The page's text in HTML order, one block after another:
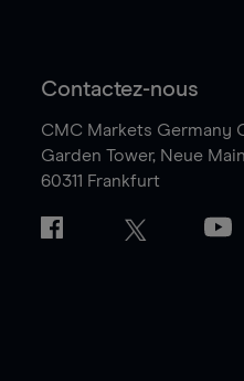
Contactez-nous
CMC Markets Germany
Garden Tower, Neue
60311 Frankfurt